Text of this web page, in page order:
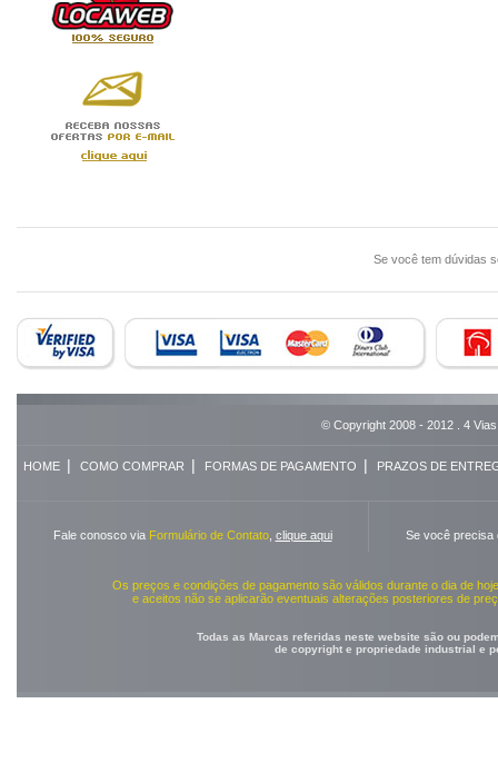
Se você tem dúvidas
© Copyright 2008 - 2012 . 4
HOME| COMO COMPRAR | FORMAS DE PAGAMENTO | PRAZOS DE
Fale conosco via Formulário de Contato, clique aqui Se você precisa
Os preços e condições de pagamento são válidos durante o dia de
e aceitos não se aplicarão eventuais alterações posteriores de
Todas as Marcas referidas neste website são ou
de copyright e propriedade industrial e